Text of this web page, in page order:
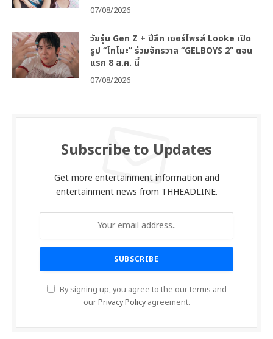
07/08/2026
วัยรุ่น Gen Z + ปีลึก เซอร์ไพรส์ Looke เปิด
รูป “โทโมะ” ร่วมจักรวาล “GELBOYS 2” ตอน
แรก 8 ส.ค. นี้
07/08/2026
Subscribe to Updates
Get more entertainment information and
entertainment news from THHEADLINE.
By signing up, you agree to the our terms and
ourPrivacy Policyagreement.